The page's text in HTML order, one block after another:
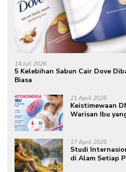
14 Juli 2026
5 Kelebihan Sabun Cair Dove
Biasa
21 April 2026
Keistimewaan
Warisan Ibu
17 April 2026
Studi
di Alam Setiap